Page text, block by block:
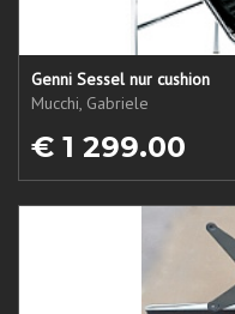
Genni Sessel nur cushion
Mucchi, Gabriele
€ 1 299.00